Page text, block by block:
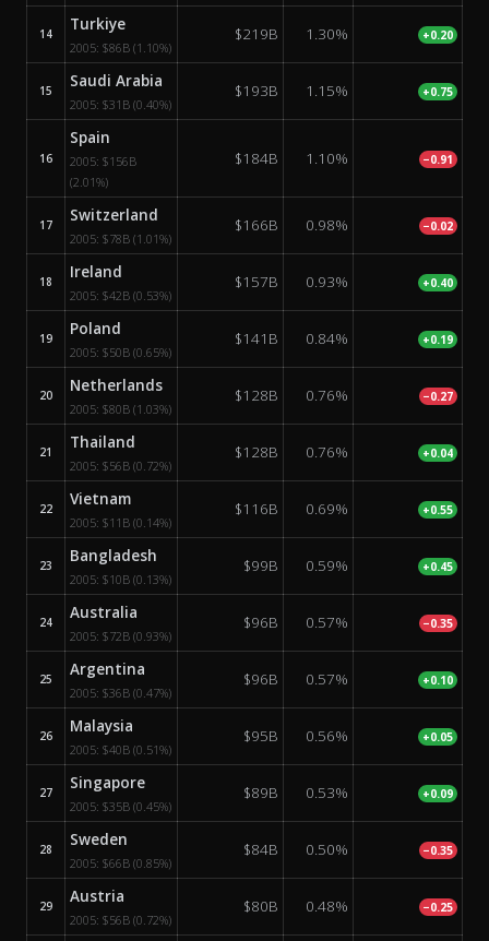
14 Turkiye
2005: $86B (1.10%)
$219B 1.30% +0.20
15 Saudi Arabia
2005: $31B (0.40%)
$193B 1.15% +0.75
16
Spain
2005: $156B
(2.01%)
$184B 1.10% −0.91
17 Switzerland
2005: $78B (1.01%)
$166B 0.98% −0.02
18 Ireland
2005: $42B (0.53%)
$157B 0.93% +0.40
19 Poland
2005: $50B (0.65%)
$141B 0.84% +0.19
20 Netherlands
2005: $80B (1.03%)
$128B 0.76% −0.27
21 Thailand
2005: $56B (0.72%)
$128B 0.76% +0.04
22 Vietnam
2005: $11B (0.14%)
$116B 0.69% +0.55
23 Bangladesh
2005: $10B (0.13%)
$99B 0.59% +0.45
24 Australia
2005: $72B (0.93%)
$96B 0.57% −0.35
25 Argentina
2005: $36B (0.47%)
$96B 0.57% +0.10
26 Malaysia
2005: $40B (0.51%)
$95B 0.56% +0.05
27 Singapore
2005: $35B (0.45%)
$89B 0.53% +0.09
28 Sweden
2005: $66B (0.85%)
$84B 0.50% −0.35
29 Austria
2005: $56B (0.72%)
$80B 0.48% −0.25